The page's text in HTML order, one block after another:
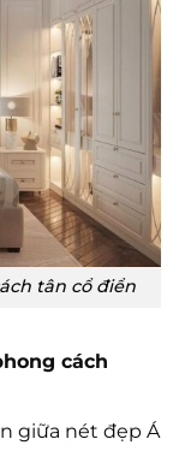
tân cổ điển
cách
giữa nét đẹp Á